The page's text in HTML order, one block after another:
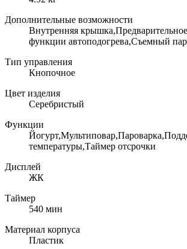
Дополнительные возможности
Внутренняя
функции автоподогрева,Съемный
Тип управления
Кнопочное
Цвет изделия
Серебристый
Функции
температуры,Таймер отсрочки
Дисплей
ЖК
Таймер
540 мин
Материал корпуса
Пластик